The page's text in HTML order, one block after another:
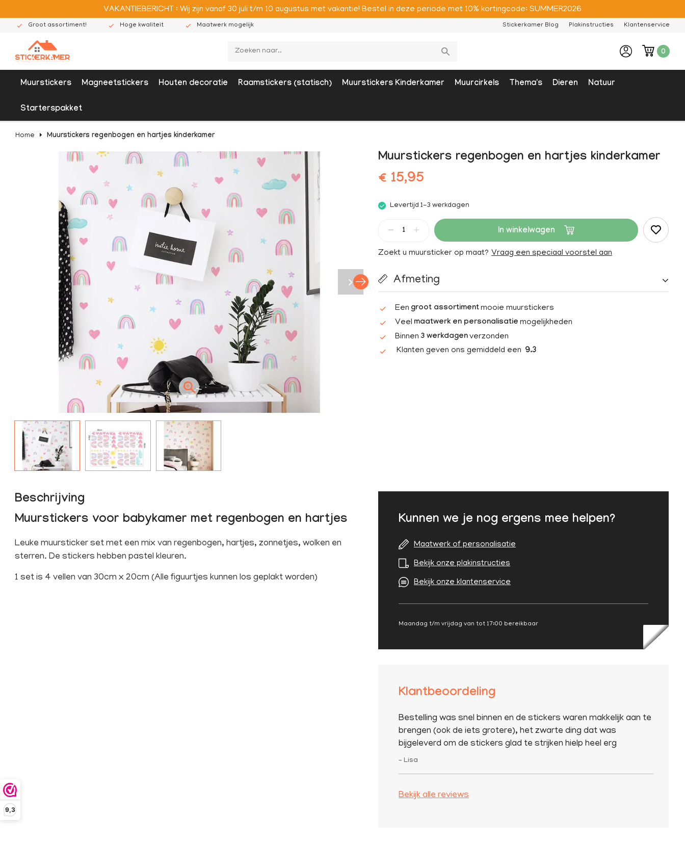
9,3
VAKANTIEBERICHT : Wij zijn vanaf 30 juli t/m 10 augustus met vakantie! Bestel in deze periode met 10% kortingcode: SUMMER2026
Groot assortiment! Hoge kwaliteit Maatwerk mogelijk Stickerkamer Blog Plakinstructies Klantenservice
0
Muurstickers Magneetstickers Houten decoratie Raamstickers (statisch) Muurstickers Kinderkamer Muurcirkels Thema's Dieren Natuur
Starterspakket
Home Muurstickers regenbogen en hartjes kinderkamer
Muurstickers regenbogen en hartjes kinderkamer
€ 15,95
Levertijd 1-3 werkdagen
In winkelwagen
Zoekt u muursticker op maat? Vraag een speciaal voorstel aan
Afmeting
Een groot assortimentmooie muurstickers
Veel maatwerk en personalisatie mogelijkheden
Binnen 3 werkdagenverzonden
Klanten geven ons gemiddeld een 9.3
Beschrijving
Muurstickers voor babykamer met regenbogen en hartjes
Leuke muursticker set met een mix van regenbogen, hartjes, zonnetjes, wolken en
sterren. De stickers hebben pastel kleuren.
1 set is 4 vellen van 30cm x 20cm (Alle figuurtjes kunnen los geplakt worden)
Kunnen we je nog ergens mee helpen?
Maatwerk of personalisatie
Bekijk onze plakinstructies
Bekijk onze klantenservice
Maandag t/m vrijdag van tot 17:00 bereikbaar
Klantbeoordeling
Bestelling was snel binnen en de stickers waren makkelijk aan te
brengen (ook de iets grotere), het zwarte ding dat was
bijgeleverd om de stickers glad te strijken hielp heel erg
– Lisa
Bekijk alle reviews